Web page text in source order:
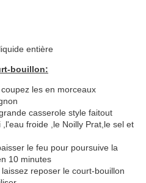
entière
bouillon:
les en morceaux
casserole style faitout
froide ,le Noilly Prat,le sel et
le feu pour poursuive la
10 minutes
reposer le court-bouillon